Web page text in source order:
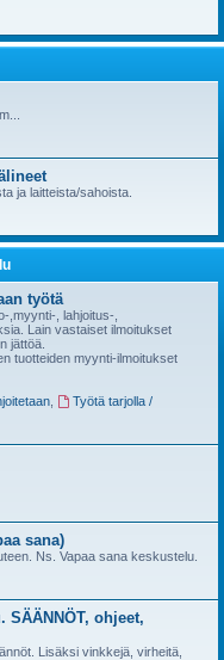
ja laitteista/sahoista.
työtä
,myynti-, lahjoitus-,
Lain vastaiset ilmoitukset
jättöä.
tuotteiden myynti-ilmoitukset
,
Työtä tarjolla /
sana)
Ns. Vapaa sana keskustelu.
SÄÄNNÖT, ohjeet,
Lisäksi vinkkejä, virheitä,